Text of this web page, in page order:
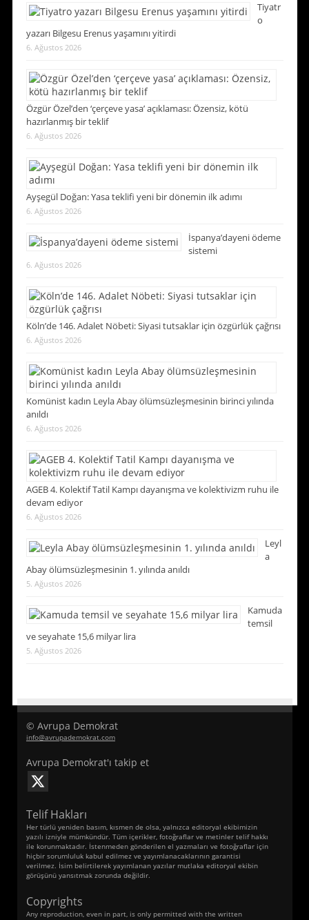
Tiyatr
o
yazarı Bilgesu Erenus yaşamını yitirdi
6. Ağustos 2026
Özgür Özel’den ‘çerçeve yasa’ açıklaması: Özensiz, kötü
hazırlanmış bir teklif
6. Ağustos 2026
Ayşegül Doğan: Yasa teklifi yeni bir dönemin ilk adımı
6. Ağustos 2026
İspanya’dayeni ödeme
sistemi
6. Ağustos 2026
Köln’de 146. Adalet Nöbeti: Siyasi tutsaklar için özgürlük çağrısı
6. Ağustos 2026
Komünist kadın Leyla Abay ölümsüzleşmesinin birinci yılında
anıldı
6. Ağustos 2026
AGEB 4. Kolektif Tatil Kampı dayanışma ve kolektivizm ruhu ile
devam ediyor
6. Ağustos 2026
Leyl
a
Abay ölümsüzleşmesinin 1. yılında anıldı
5. Ağustos 2026
Kamuda
temsil
ve seyahate 15,6 milyar lira
5. Ağustos 2026
© Avrupa Demokrat
info@avrupademokrat.com
Avrupa Demokrat'ı takip et
Telif Hakları
Her türlü yeniden basım, kısmen de olsa, yalnızca editoryal ekibimizin
yazılı izniyle mümkündür. Tüm içerikler, fotoğraflar ve metinler telif hakkı
ile korunmaktadır. İstenmeden gönderilen el yazmaları ve fotoğraflar için
hiçbir sorumluluk kabul edilmez ve yayımlanacaklarının garantisi
verilmez. İsim belirtilerek yayımlanan yazılar mutlaka editoryal ekibin
görüşünü yansıtmak zorunda değildir.
Copyrights
Any reproduction, even in part, is only permitted with the written